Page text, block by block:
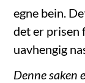
egne bein.
det er prisen
uavhengig
Denne saken